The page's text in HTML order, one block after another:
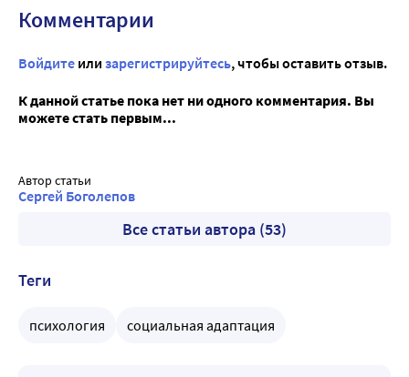
Комментарии
Войдите или зарегистрируйтесь, чтобы оставить отзыв.
К данной статье пока нет ни одного комментария. Вы
можете стать первым...
Автор статьи
Сергей Боголепов
Все статьи автора (53)
Теги
психология социальная адаптация